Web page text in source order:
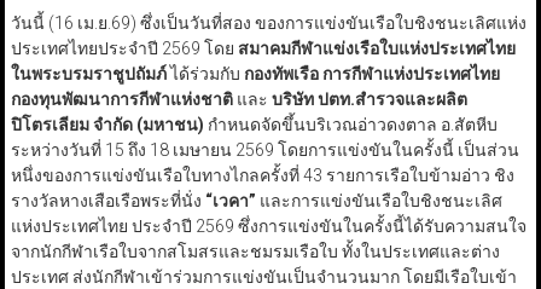
วันนี้ (16 เม.ย.69) ซึ่งเป็นวันที่สอง ของการแข่งขันเรือใบชิงชนะเลิศแห่ง
ประเทศไทยประจำปี 2569 โดย สมาคมกีฬาแข่งเรือใบแห่งประเทศไทย
ในพระบรมราชูปถัมภ์ได้ร่วมกับ กองทัพเรือ การกีฬาแห่งประเทศไทย
กองทุนพัฒนาการกีฬาแห่งชาติและ บริษัท ปตท.สำรวจและผลิต
ปิโตรเลียม จำกัด (มหาชน) กำหนดจัดขึ้นบริเวณอ่าวดงตาล อ.สัตหีบ
ระหว่างวันที่ 15 ถึง 18 เมษายน 2569 โดยการแข่งขันในครั้งนี้ เป็นส่วน
หนึ่งของการแข่งขันเรือใบทางไกลครั้งที่ 43 รายการเรือใบข้ามอ่าว ชิง
รางวัลหางเสือเรือพระที่นั่ง “เวคา” และการแข่งขันเรือใบชิงชนะเลิศ
แห่งประเทศไทย ประจำปี 2569 ซึ่งการแข่งขันในครั้งนี้ได้รับความสนใจ
จากนักกีฬาเรือใบจากสโมสรและชมรมเรือใบ ทั้งในประเทศและต่าง
ประเทศ ส่งนักกีฬาเข้าร่วมการแข่งขันเป็นจำนวนมาก โดยมีเรือใบเข้า